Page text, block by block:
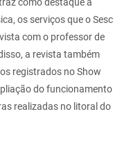
os serviços que o Sesc
com o professor de
a revista também
registrados no Show
do funcionamento
realizadas no litoral do